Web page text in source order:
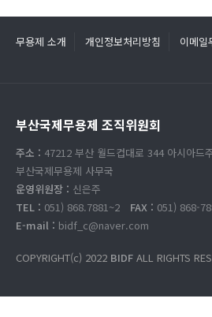
무용제 소개 개인정보처리방침 이메일
부산국제무용제 조직위원회
주소 : 47212 부산 월드컵대로 344 아시아드
부산국제무용제 사무국
운영위원장 : 신은주
TEL : 051) 868.7881~2 FAX : 051) 868-
E-mail : bidf_c@naver.com
COPYRIGHT(c) 2022 BIDF ALL RIGHTS